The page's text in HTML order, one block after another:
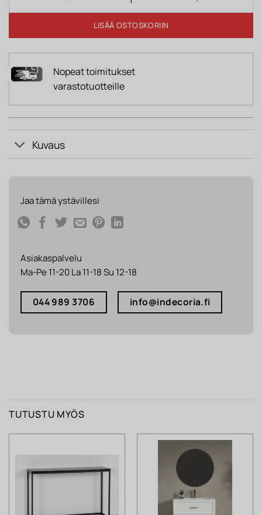
LISÄÄ OSTOSKORIIN
Nopeat toimitukset
varastotuotteille
Kuvaus
Jaa tämä ystävillesi
Asiakaspalvelu
Ma-Pe 11-20 La 11-18 Su 12-18
044 989 3706 info@indecoria.fi
TUTUSTU MYÖS